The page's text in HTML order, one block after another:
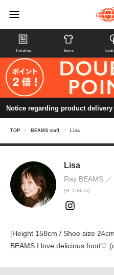
Timeline Items
Notice regarding product delivery
TOP > BEAMS staff > Lisa
Lisa
Ray BEAMS
(H: 158cm)
[Height 158cm / Shoe size
BEAMS I love delicious food♡